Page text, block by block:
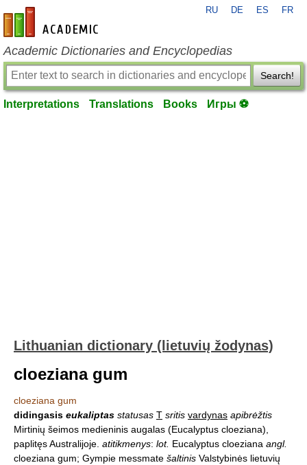
en-academic.com
RU DE ES FR
Academic Dictionaries and Encyclopedias
Search!
Interpretations Translations Books Игры ⚽
Lithuanian dictionary (lietuvių žodynas)
cloeziana gum
cloeziana gum
didingasis eukaliptas statusas T sritis vardynas apibrėžtis
Mirtinių šeimos medieninis augalas (Eucalyptus cloeziana),
paplitęs Australijoje. atitikmenys: lot. Eucalyptus cloeziana angl.
cloeziana gum; Gympie messmate šaltinis Valstybinės lietuvių